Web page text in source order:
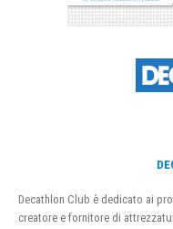
Decathlon Club è dedicato ai
creatore e fornitore di